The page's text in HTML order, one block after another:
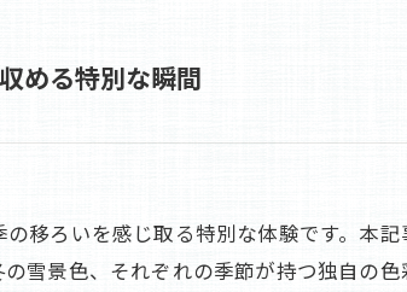
める特別な瞬間
移ろいを感じ取る特別な体験です。本
雪景色、それぞれの季節が持つ独自の